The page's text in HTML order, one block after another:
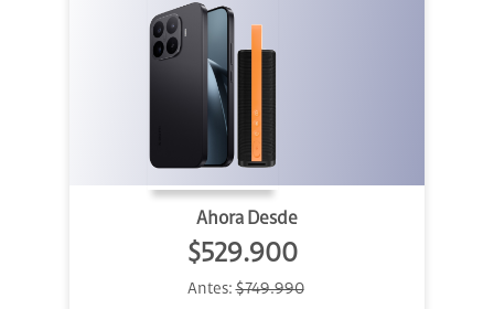
Ahora Desde
$529.900
Antes:$749.990